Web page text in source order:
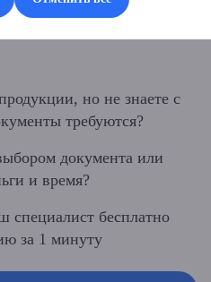
но не знаете с
требуются?
документа или
и время?
бесплатно
за 1 минуту